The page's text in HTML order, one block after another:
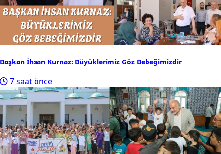
Başkan İhsan Kurnaz: Büyüklerimiz Göz Bebeğimizdir
7 saat önce